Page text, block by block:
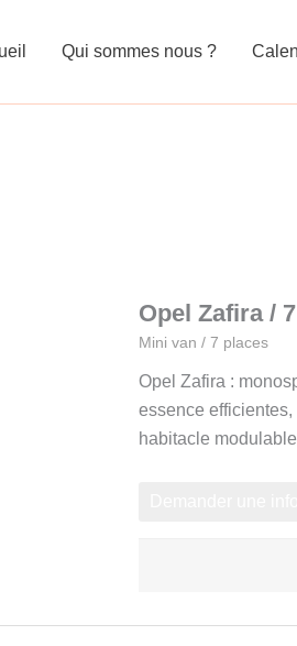
Qui sommes nous ?
Opel Zafira /
Mini van / 7 places
Opel Zafira :
essence
habitacle